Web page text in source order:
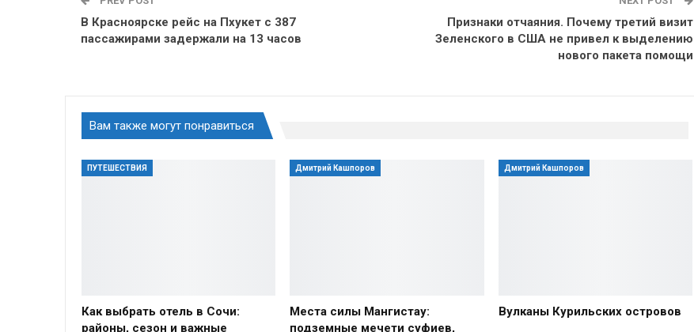
В Красноярске рейс на Пхукет с 387
пассажирами задержали на 13 часов
Признаки отчаяния. Почему третий визит
Зеленского в США не привел к выделению
нового пакета помощи
Вам также могут понравиться
ПУТЕШЕСТВИЯ
Как выбрать отель в Сочи:
районы, сезон и важные
Дмитрий Кашпоров
Места силы Мангистау:
подземные мечети суфиев,
Дмитрий Кашпоров
Вулканы Курильских островов